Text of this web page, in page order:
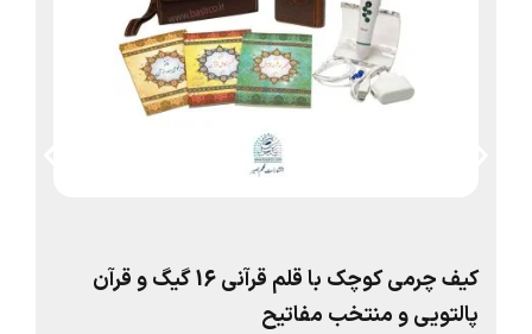
کیف چرمی کوچک با قلم قرآنی 16 گیگ و قرآن
پالتویی و منتخب مفاتیح